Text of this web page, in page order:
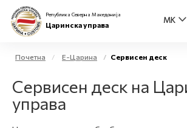
За нас
Република Северна Македонија
Царинска управа
Почетна Е-Царина Сервисен деск
Сервисен деск на
управа